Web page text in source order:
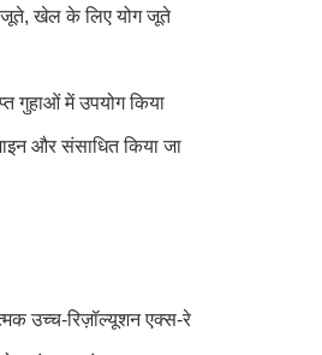
खेल के लिए योग जूते
गुहाओं में उपयोग किया
और संसाधित किया जा
उच्च-रिज़ॉल्यूशन एक्स-रे